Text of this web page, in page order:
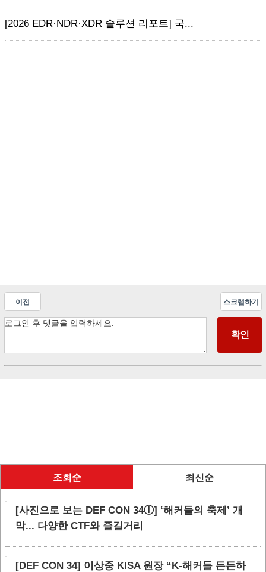
[2026 EDR·NDR·XDR 솔루션 리포트] 국...
이전 스크랩하기
조회순 최신순
[사진으로 보는 DEF CON 34ⓛ] ‘해커들의 축제’ 개
막... 다양한 CTF와 즐길거리
[DEF CON 34] 이상중 KISA 원장 “K-해커들 든든하